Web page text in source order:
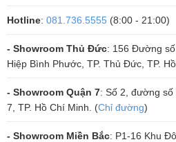
Hotline: 081.736.5555 (8:00 - 21:00)
- Showroom Thủ Đức: 156 Đường
Hiệp Bình Phước, TP. Thủ Đức, TP.
- Showroom Quận 7: Số 2, đường
7, TP. Hồ Chí Minh. (Chỉ đường)
- Showroom Miền Bắc: P1-16 Khu